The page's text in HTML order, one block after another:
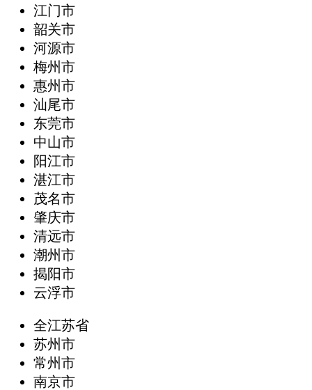
江门市
韶关市
河源市
梅州市
惠州市
汕尾市
东莞市
中山市
阳江市
湛江市
茂名市
肇庆市
清远市
潮州市
揭阳市
云浮市
全江苏省
苏州市
常州市
南京市